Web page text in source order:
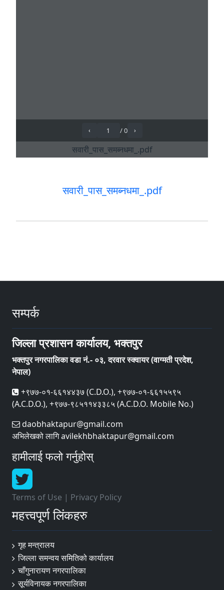
सवारी_पास_समब्नधमा_.pdf
सम्पर्क
जिल्ला प्रशासन कार्यालय, भक्तपुर
भक्तपुर नगरपालिका वडा नं.- ०३, दरवार स्क्वायर (वाग्मती प्रदेश,
नेपाल)
+९७७-०१-६६१४४३७ (C.D.O.), +९७७-०१-६६१५५९५
(A.C.D.O.), +९७७-९८५११४३३८५ (A.C.D.O. Mobile No.)
daobhaktapur@gmail.com
अभिलेखको लागि avilekhbhaktapur@gmail.com
हामीलाई फलो गर्नुहोस्
Terms of Use | Privacy Policy
महत्त्वपूर्ण लिंकहरु
गृह मन्त्रालय
जिल्ला समन्वय समितिको कार्यालय
चाँगुनारायण नगरपालिका
सूर्यविनायक नगरपालिका